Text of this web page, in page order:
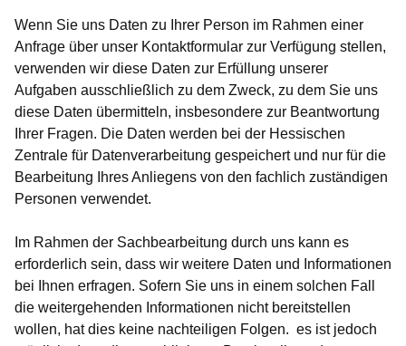
Wenn Sie uns Daten zu Ihrer Person im Rahmen einer
Anfrage über unser Kontaktformular zur Verfügung stellen,
verwenden wir diese Daten zur Erfüllung unserer
Aufgaben ausschließlich zu dem Zweck, zu dem Sie uns
diese Daten übermitteln, insbesondere zur Beantwortung
Ihrer Fragen. Die Daten werden bei der Hessischen
Zentrale für Datenverarbeitung gespeichert und nur für die
Bearbeitung Ihres Anliegens von den fachlich zuständigen
Personen verwendet.
Im Rahmen der Sachbearbeitung durch uns kann es
erforderlich sein, dass wir weitere Daten und Informationen
bei Ihnen erfragen. Sofern Sie uns in einem solchen Fall
die weitergehenden Informationen nicht bereitstellen
wollen, hat dies keine nachteiligen Folgen. es ist jedoch